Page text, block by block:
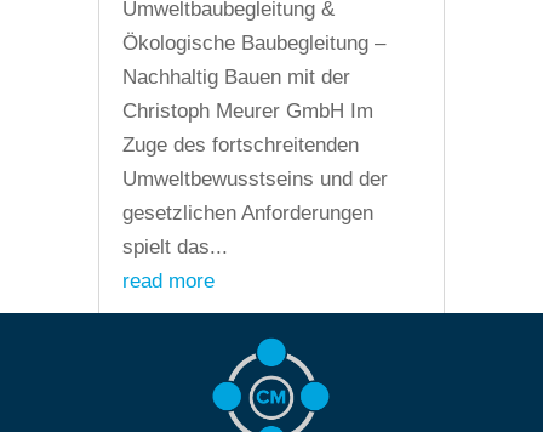
Umweltbaubegleitung &
Ökologische Baubegleitung –
Nachhaltig Bauen mit der
Christoph Meurer GmbH Im
Zuge des fortschreitenden
Umweltbewusstseins und der
gesetzlichen Anforderungen
spielt das...
read more
3 4 5 ...